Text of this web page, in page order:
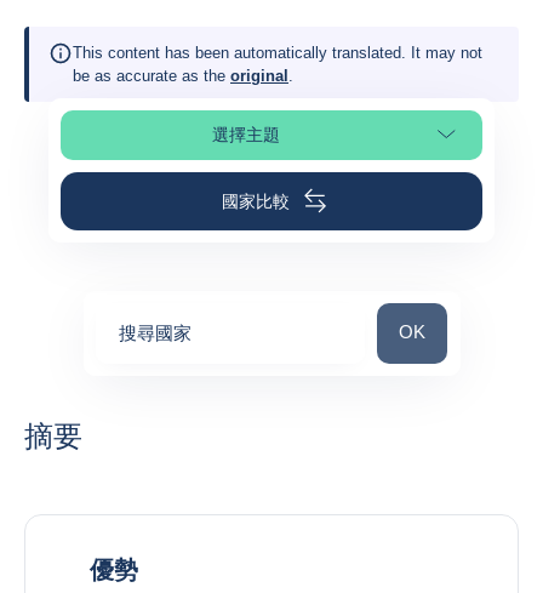
This content has been automatically translated. It may not
be as accurate as the original .
選擇主題選擇頁面段落
國家比較
搜尋國家 搜尋國家
OK
摘要
優勢